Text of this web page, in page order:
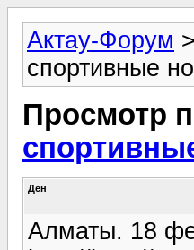
Актау-Форум >
спортивные
Просмотр
Ден
Алматы. 18